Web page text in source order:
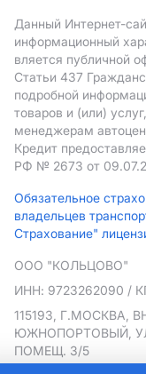
Данный Интернет-
информационный
вляется публичной
Статьи 437
подробной
товаров и (или)
менеджерам
Кредит
РФ № 2673 от
Обязательное
владельцев
Страхование"
ООО "КОЛЬЦОВО"
ИНН: 9723262090 /
115193, Г.МОСКВА,
ЮЖНОПОРТОВЫЙ,
ПОМЕЩ. 3/5